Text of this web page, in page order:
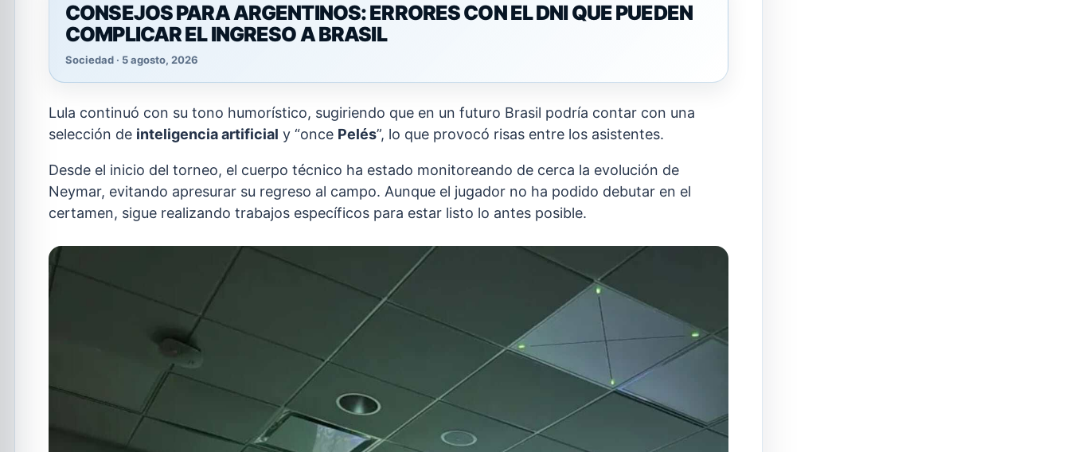
CONSEJOS PARA ARGENTINOS: ERRORES CON EL DNI QUE PUEDEN
COMPLICAR EL INGRESO A BRASIL
Sociedad · 5 agosto, 2026
Lula continuó con su tono humorístico, sugiriendo que en un futuro Brasil podría contar con una
selección de inteligencia artificial y “once Pelés”, lo que provocó risas entre los asistentes.
Desde el inicio del torneo, el cuerpo técnico ha estado monitoreando de cerca la evolución de
Neymar, evitando apresurar su regreso al campo. Aunque el jugador no ha podido debutar en el
certamen, sigue realizando trabajos específicos para estar listo lo antes posible.